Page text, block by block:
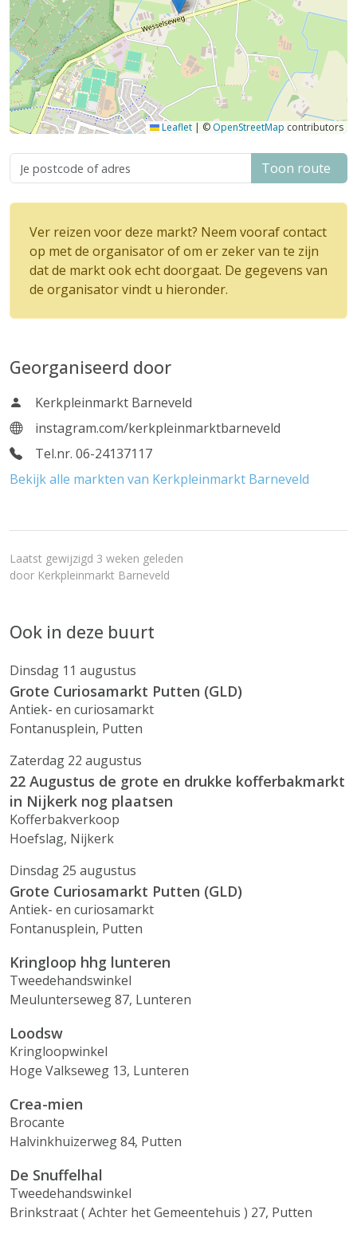
Leaflet | © OpenStreetMap contributors
Toon route
Ver reizen voor deze markt? Neem vooraf contact
op met de organisator of om er zeker van te zijn
dat de markt ook echt doorgaat. De gegevens van
de organisator vindt u hieronder.
Georganiseerd door
Kerkpleinmarkt Barneveld
instagram.com/kerkpleinmarktbarneveld
Tel.nr. 06-24137117
Bekijk alle markten van Kerkpleinmarkt Barneveld
Laatst gewijzigd 3 weken geleden
door Kerkpleinmarkt Barneveld
Ook in deze buurt
Dinsdag 11 augustus
Grote Curiosamarkt Putten (GLD)
Antiek- en curiosamarkt
Fontanusplein, Putten
Zaterdag 22 augustus
22 Augustus de grote en drukke kofferbakmarkt
in Nijkerk nog plaatsen
Kofferbakverkoop
Hoefslag, Nijkerk
Dinsdag 25 augustus
Grote Curiosamarkt Putten (GLD)
Antiek- en curiosamarkt
Fontanusplein, Putten
Kringloop hhg lunteren
Tweedehandswinkel
Meulunterseweg 87, Lunteren
Loodsw
Kringloopwinkel
Hoge Valkseweg 13, Lunteren
Crea-mien
Brocante
Halvinkhuizerweg 84, Putten
De Snuffelhal
Tweedehandswinkel
Brinkstraat ( Achter het Gemeentehuis ) 27, Putten